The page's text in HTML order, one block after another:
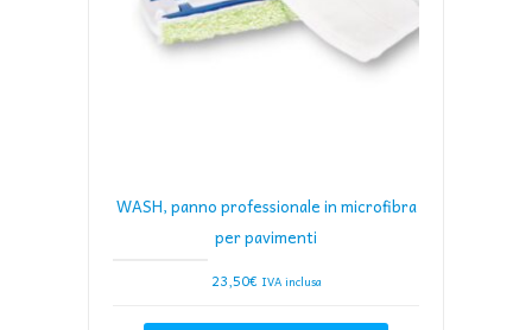
WASH, panno professionale in microfibra
per pavimenti
23,50€ IVA inclusa